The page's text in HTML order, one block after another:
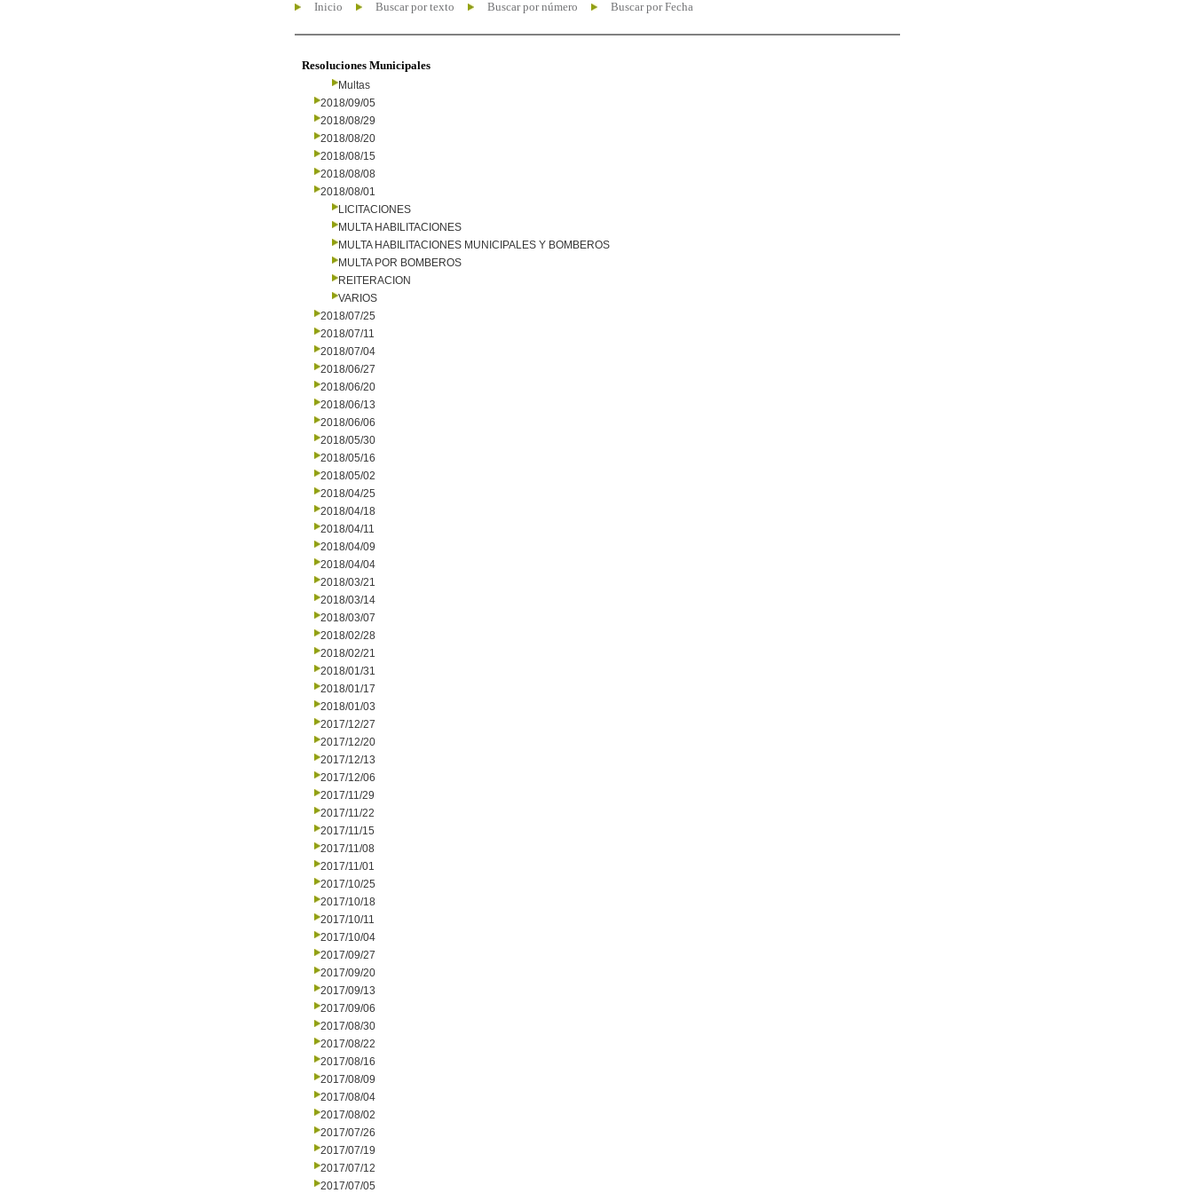
Inicio Buscar por texto Buscar por número Buscar por Fecha
Resoluciones Municipales
Multas
2018/09/05
2018/08/29
2018/08/20
2018/08/15
2018/08/08
2018/08/01
LICITACIONES
MULTA HABILITACIONES
MULTA HABILITACIONES MUNICIPALES Y BOMBEROS
MULTA POR BOMBEROS
REITERACION
VARIOS
2018/07/25
2018/07/11
2018/07/04
2018/06/27
2018/06/20
2018/06/13
2018/06/06
2018/05/30
2018/05/16
2018/05/02
2018/04/25
2018/04/18
2018/04/11
2018/04/09
2018/04/04
2018/03/21
2018/03/14
2018/03/07
2018/02/28
2018/02/21
2018/01/31
2018/01/17
2018/01/03
2017/12/27
2017/12/20
2017/12/13
2017/12/06
2017/11/29
2017/11/22
2017/11/15
2017/11/08
2017/11/01
2017/10/25
2017/10/18
2017/10/11
2017/10/04
2017/09/27
2017/09/20
2017/09/13
2017/09/06
2017/08/30
2017/08/22
2017/08/16
2017/08/09
2017/08/04
2017/08/02
2017/07/26
2017/07/19
2017/07/12
2017/07/05